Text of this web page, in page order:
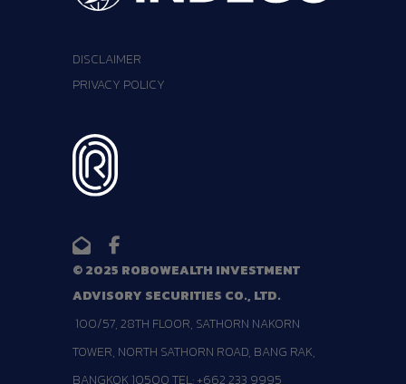
DISCLAIMER
PRIVACY POLICY
© 2025 ROBOWEALTH INVESTMENT
ADVISORY SECURITIES CO., LTD.
100/57, 28TH FLOOR, SATHORN NAKORN
TOWER, NORTH SATHORN ROAD, BANG RAK,